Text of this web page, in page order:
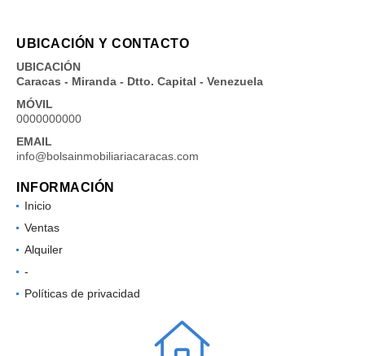
UBICACIÓN Y CONTACTO
UBICACIÓN
Caracas - Miranda - Dtto. Capital - Venezuela
MÓVIL
0000000000
EMAIL
info@bolsainmobiliariacaracas.com
INFORMACIÓN
Inicio
Ventas
Alquiler
-
Políticas de privacidad